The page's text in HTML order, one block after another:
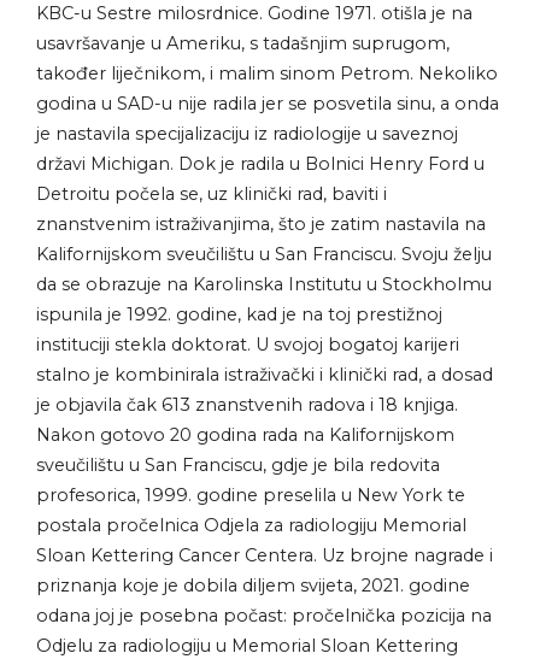
KBC-u Sestre milosrdnice. Godine 1971. otišla je na
usavršavanje u Ameriku, s tadašnjim suprugom,
također liječnikom, i malim sinom Petrom. Nekoliko
godina u SAD-u nije radila jer se posvetila sinu, a onda
je nastavila specijalizaciju iz radiologije u saveznoj
državi Michigan. Dok je radila u Bolnici Henry Ford u
Detroitu počela se, uz klinički rad, baviti i
znanstvenim istraživanjima, što je zatim nastavila na
Kalifornijskom sveučilištu u San Franciscu. Svoju želju
da se obrazuje na Karolinska Institutu u Stockholmu
ispunila je 1992. godine, kad je na toj prestižnoj
instituciji stekla doktorat. U svojoj bogatoj karijeri
stalno je kombinirala istraživački i klinički rad, a dosad
je objavila čak 613 znanstvenih radova i 18 knjiga.
Nakon gotovo 20 godina rada na Kalifornijskom
sveučilištu u San Franciscu, gdje je bila redovita
profesorica, 1999. godine preselila u New York te
postala pročelnica Odjela za radiologiju Memorial
Sloan Kettering Cancer Centera. Uz brojne nagrade i
priznanja koje je dobila diljem svijeta, 2021. godine
odana joj je posebna počast: pročelnička pozicija na
Odjelu za radiologiju u Memorial Sloan Kettering